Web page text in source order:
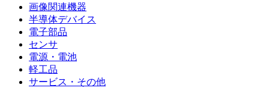
画像関連機器
半導体デバイス
電子部品
センサ
電源・電池
軽工品
サービス・その他